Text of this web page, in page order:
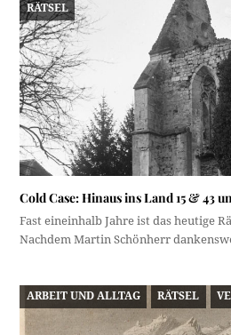
RÄTSEL
Cold Case: Hinaus ins Land 15 & 43
Fast eineinhalb Jahre ist das heutige
Nachdem Martin Schönherr
ARBEIT UND ALLTAG RÄTSEL